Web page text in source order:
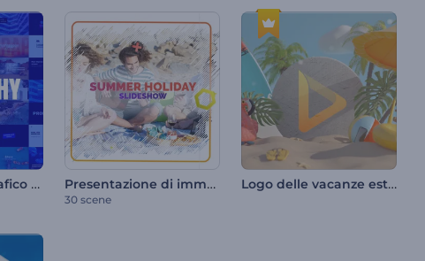
Pacchetto tipografico di tendenza Presentazione di immagini delle vacanze estive
30 scene
Logo delle vacanze estive